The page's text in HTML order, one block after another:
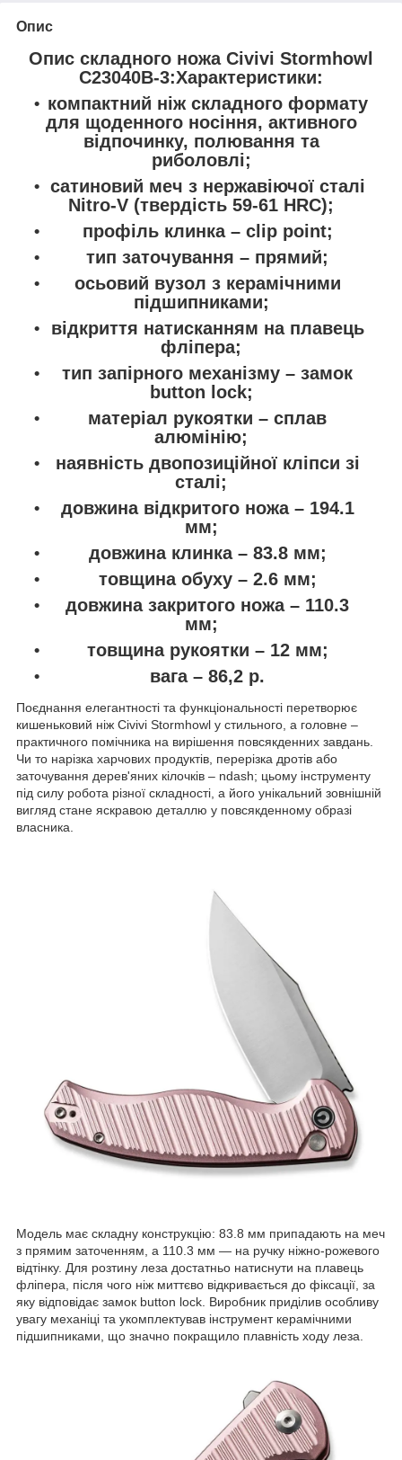
Опис
Опис складного ножа Civivi Stormhowl
C23040B-3:Характеристики:
компактний ніж складного формату
для щоденного носіння, активного
відпочинку, полювання та
риболовлі;
сатиновий меч з нержавіючої сталі
Nitro-V (твердість 59-61 HRC);
профіль клинка – clip point;
тип заточування – прямий;
осьовий вузол з керамічними
підшипниками;
відкриття натисканням на плавець
фліпера;
тип запірного механізму – замок
button lock;
матеріал рукоятки – сплав
алюмінію;
наявність двопозиційної кліпси зі
сталі;
довжина відкритого ножа – 194.1
мм;
довжина клинка – 83.8 мм;
товщина обуху – 2.6 мм;
довжина закритого ножа – 110.3
мм;
товщина рукоятки – 12 мм;
вага – 86,2 р.
Поєднання елегантності та функціональності перетворює
кишеньковий ніж Civivi Stormhowl у стильного, а головне –
практичного помічника на вирішення повсякденних завдань.
Чи то нарізка харчових продуктів, перерізка дротів або
заточування дерев'яних кілочків – ndash; цьому інструменту
під силу робота різної складності, а його унікальний зовнішній
вигляд стане яскравою деталлю у повсякденному образі
власника.
Модель має складну конструкцію: 83.8 мм припадають на меч
з прямим заточенням, а 110.3 мм — на ручку ніжно-рожевого
відтінку. Для розтину леза достатньо натиснути на плавець
фліпера, після чого ніж миттєво відкривається до фіксації, за
яку відповідає замок button lock. Виробник приділив особливу
увагу механіці та укомплектував інструмент керамічними
підшипниками, що значно покращило плавність ходу леза.